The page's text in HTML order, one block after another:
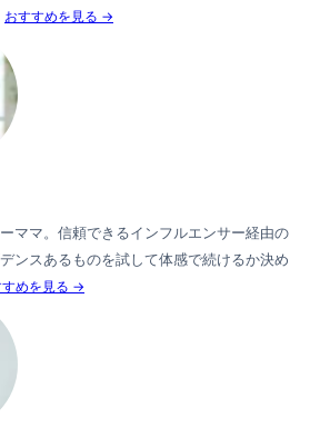
おすすめを見る →
ママ。信頼できるインフルエンサー経由の
ンスあるものを試して体感で続けるか決め
すめを見る →